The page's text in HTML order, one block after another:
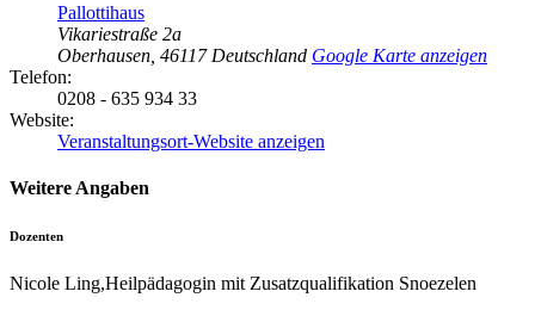
Pallottihaus
Vikariestraße 2a
Oberhausen 46117 Deutschland Google Karte anzeigen
Telefon:
0208 - 635 934 33
Website:
Veranstaltungsort-Website anzeigen
Weitere Angaben
Dozenten
Nicole Ling,Heilpädagogin mit Zusatzqualifikation Snoezelen